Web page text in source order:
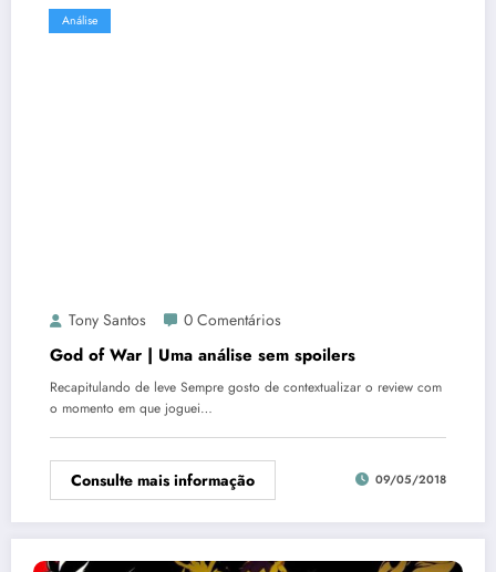
Análise
Tony Santos 0 Comentários
God of War | Uma análise sem spoilers
Recapitulando de leve Sempre gosto de contextualizar o review com
o momento em que joguei…
Consulte mais informação 09/05/2018